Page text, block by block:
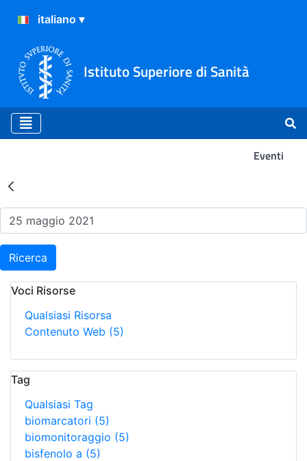
Istituto Superiore di Sanità
Eventi
Risultati della Ricerca -
Ricerca
Voci Risorse
Qualsiasi Risorsa
Contenuto Web (5)
Tag
Qualsiasi Tag
biomarcatori (5)
biomonitoraggio (5)
bisfenolo a (5)